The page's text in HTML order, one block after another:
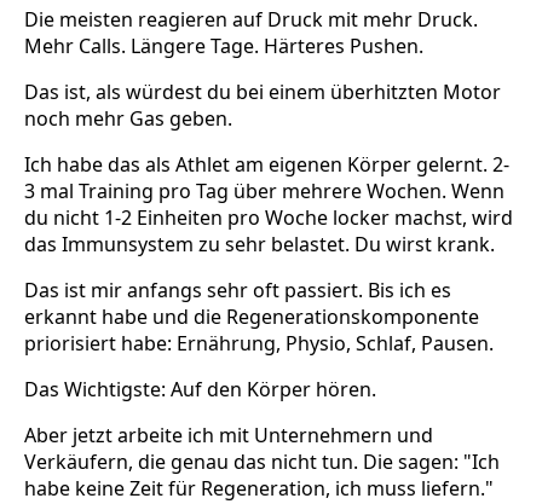
Die meisten reagieren auf Druck mit mehr Druck.
Mehr Calls. Längere Tage. Härteres Pushen.
Das ist, als würdest du bei einem überhitzten Motor
noch mehr Gas geben.
Ich habe das als Athlet am eigenen Körper gelernt. 2-
3 mal Training pro Tag über mehrere Wochen. Wenn
du nicht 1-2 Einheiten pro Woche locker machst, wird
das Immunsystem zu sehr belastet. Du wirst krank.
Das ist mir anfangs sehr oft passiert. Bis ich es
erkannt habe und die Regenerationskomponente
priorisiert habe: Ernährung, Physio, Schlaf, Pausen.
Das Wichtigste: Auf den Körper hören.
Aber jetzt arbeite ich mit Unternehmern und
Verkäufern, die genau das nicht tun. Die sagen: "Ich
habe keine Zeit für Regeneration, ich muss liefern."